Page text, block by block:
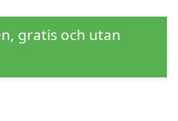
gratis och utan